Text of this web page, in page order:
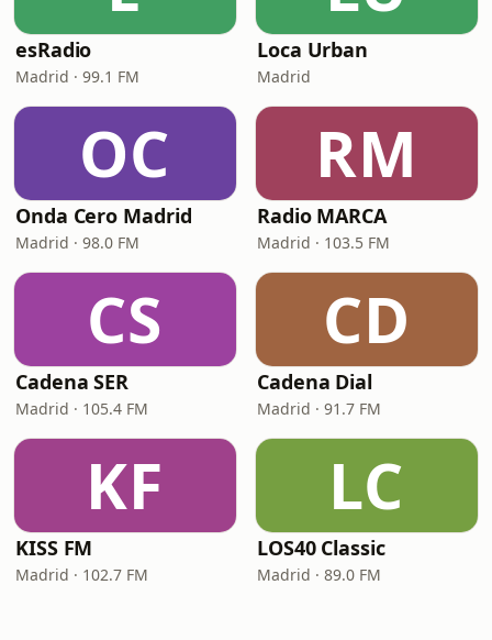
esRadio
Madrid · 99.1 FM
Loca Urban
Madrid
OC
Onda Cero Madrid
Madrid · 98.0 FM
RM
Radio MARCA
Madrid · 103.5 FM
CS
Cadena SER
Madrid · 105.4 FM
CD
Cadena Dial
Madrid · 91.7 FM
KF
KISS FM
Madrid · 102.7 FM
LC
LOS40 Classic
Madrid · 89.0 FM